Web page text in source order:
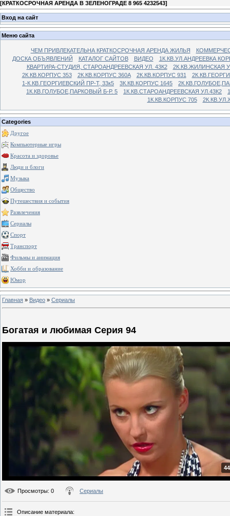
[КРАТКОСРОЧНАЯ АРЕНДА В ЗЕЛЕНОГРАДЕ 8 965 4232543]
Вход на сайт
Меню сайта
ЧЕМ ПРИВЛЕКАТЕЛЬНА КРАТКОСРОЧНАЯ АРЕНДА ЖИЛЬЯ
ДОСКА ОБЪЯВЛЕНИЙ
КАТАЛОГ САЙТОВ ВИДЕО
1К.КВ.УЛ.АНДРЕЕВКА
КВАРТИРА-СТУДИЯ, СТАРОАНДРЕЕВСКАЯ УЛ. 43К2
2К.КВ.ЖИЛИНСКАЯ
2К.КВ.КОРПУС 353
2К.КВ.КОРПУС 360А 2К.КВ.КОРПУС 931
1-К.КВ.ГЕОРГИЕВСКИЙ ПР-Т, 33к5
3К.КВ.КОРПУС 1645
1К.КВ.ГОЛУБОЕ,ПАРКОВЫЙ Б-Р. 5
1К.КВ.СТАРОАНДРЕЕВСКАЯ УЛ.43К2
1К.КВ.КОРПУС 705
Categories
Другое
Компьютерные игры
Красота и здоровье
Люди и блоги
Музыка
Общество
Путешествия и события
Развлечения
Сериалы
Спорт
Транспорт
Фильмы и анимация
Хобби и образование
Юмор
Главная » Видео » Сериалы
Богатая и любимая Серия 94
Просмотры: 0 Сериалы
Описание материала: